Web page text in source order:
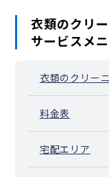
衣類のクリ
サービスメ
衣類のクリー
料金表
宅配エリア